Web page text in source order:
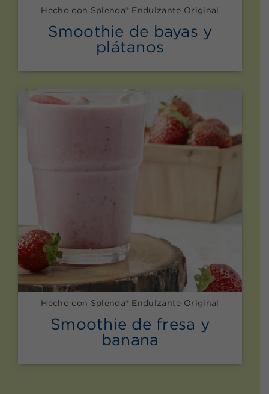
Hecho con Splenda® Endulzante Original
Smoothie de bayas y
plátanos
Hecho con Splenda® Endulzante Original
Smoothie de fresa y
banana